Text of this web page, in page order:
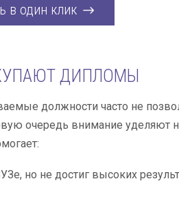
в один клик
ДИПЛОМЫ
должности часто не
очередь внимание уделяют
но не достиг высоких